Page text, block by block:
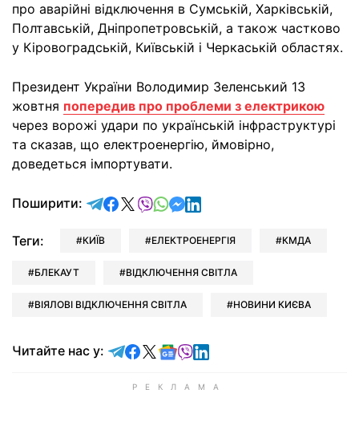
про аварійні відключення в Сумській, Харківській,
Полтавській, Дніпропетровській, а також частково
у Кіровоградській, Київській і Черкаській областях.
Президент України Володимир Зеленський 13
жовтня попередив про проблеми з електрикою
через ворожі удари по українській інфраструктурі
та сказав, що електроенергію, ймовірно,
доведеться імпортувати.
Поширити: відправити у Telegram
поділитись у Facebook
поділитись у X
відправити у Viber
відправити у Whatsapp
відправити у Messenger
відправити у LinkedIn
Теги: КИЇВ ЕЛЕКТРОЕНЕРГІЯ КМДА
БЛЕКАУТ ВІДКЛЮЧЕННЯ СВІТЛА
ВІЯЛОВІ ВІДКЛЮЧЕННЯ СВІТЛА НОВИНИ КИЄВА
Читайте нас у: Читайте у Telegram
Читайте у Facebook
Читайте у X
Читайте у Google news
Читайте у Viber
Читайте у LinkedIn